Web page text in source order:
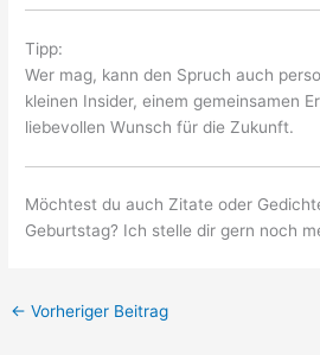
Tipp:
Wer mag, kann den Spruch auch
kleinen Insider, einem gemeinsamen
liebevollen Wunsch für die Zukunft.
Möchtest du auch Zitate oder
Geburtstag? Ich stelle dir gern noch
← Vorheriger Beitrag